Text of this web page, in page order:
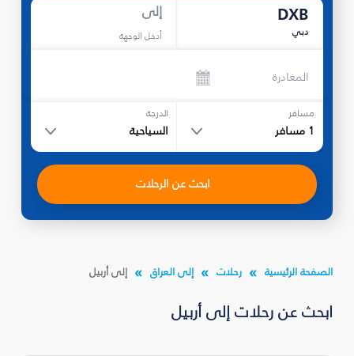
DXB
دبي
إلى
أدخل الوجهة
المغادرة
مسافر
1 مسافر
الدرجة
السياحية
ابحث عن الرحلات
الصفحة الرئيسية رحلات إلى العراق إلى أربيل
ابحث عن رحلات إلى أربيل